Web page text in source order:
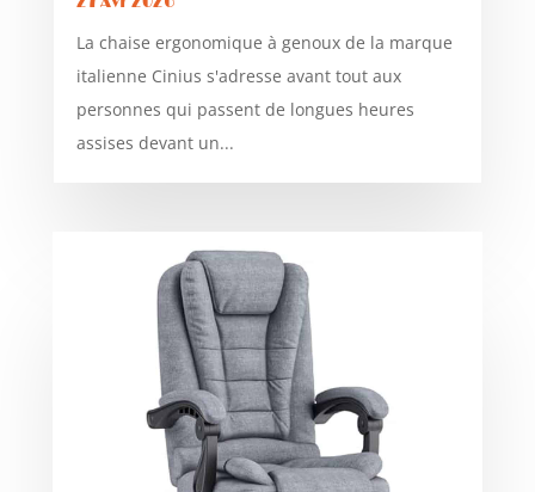
La chaise ergonomique à genoux de la marque
italienne Cinius s'adresse avant tout aux
personnes qui passent de longues heures
assises devant un...